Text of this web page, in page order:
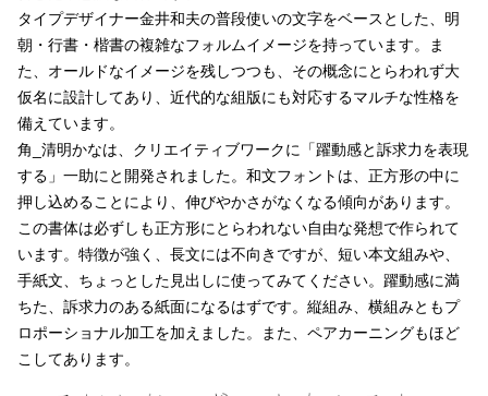
お問い合わせ
セット or 単体
文字種類
価格帯
〜
リセット
タイプデザイナー金井和夫の普段使いの文字をベースとした、明
朝・行書・楷書の複雑なフォルムイメージを持っています。ま
た、オールドなイメージを残しつつも、その概念にとらわれず大
仮名に設計してあり、近代的な組版にも対応するマルチな性格を
備えています。
角_清明かなは、クリエイティブワークに「躍動感と訴求力を表現
する」一助にと開発されました。和文フォントは、正方形の中に
押し込めることにより、伸びやかさがなくなる傾向があります。
この書体は必ずしも正方形にとらわれない自由な発想で作られて
います。特徴が強く、長文には不向きですが、短い本文組みや、
手紙文、ちょっとした見出しに使ってみてください。躍動感に満
ちた、訴求力のある紙面になるはずです。縦組み、横組みともプ
ロポーショナル加工を加えました。また、ペアカーニングもほど
こしてあります。